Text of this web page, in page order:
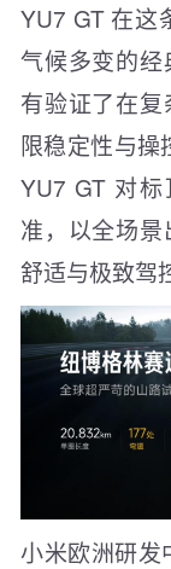
YU7 GT 在这
气候多变的经
有验证了在
限稳定性与操
YU7 GT 对
准，以全场
舒适与极致驾
小米欧洲研发